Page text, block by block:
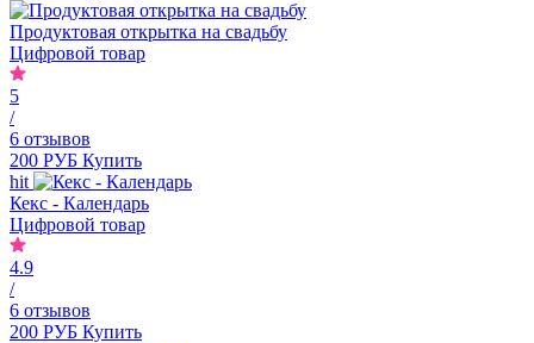
Продуктовая открытка на свадьбу
Цифровой товар
5
/
6 отзывов
200 РУБ Купить
hit
Кекс - Календарь
Цифровой товар
4.9
/
6 отзывов
200 РУБ Купить